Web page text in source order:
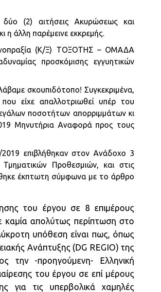
(2) αιτήσεις Ακυρώσεως και
η άλλη παρέμεινε εκκρεμής.
(Κ/Ξ) ΤΟΞΟΤΗΣ – ΟΜΑΔΑ
προσκόμισης εγγυητικών
σκουπιδότοπο! Συγκεκριμένα,
είχε απαλλοτριωθεί υπέρ του
ποσοτήτων απορριμμάτων κι
Μηνυτήρια Αναφορά προς τους
επιβλήθηκαν στον Ανάδοχο 3
Προθεσμιών, και στις
έκπτωτη σύμφωνα με το άρθρο
του έργου σε 8 επιμέρους
καμία απολύτως περίπτωση στο
υπόθεση είναι πως, όπως
Ανάπτυξης (DG REGIO) της
την -προηγούμενη- Ελληνική
του έργου σε επί μέρους
για τις υπερβολικά χαμηλές